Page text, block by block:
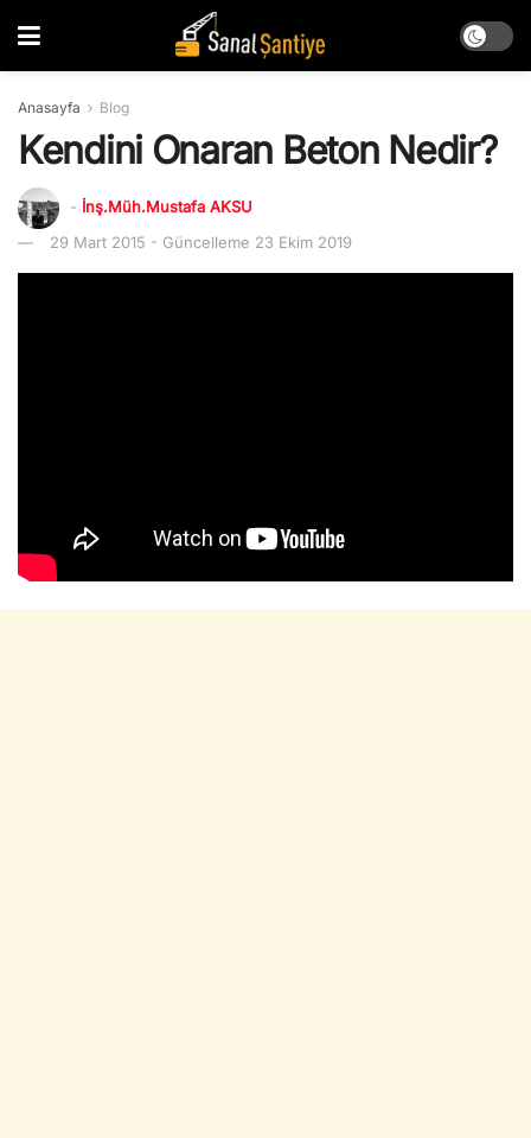
Anasayfa Blog
Kendini Onaran Beton Nedir?
- İnş.Müh.Mustafa AKSU
29 Mart 2015 - Güncelleme 23 Ekim 2019